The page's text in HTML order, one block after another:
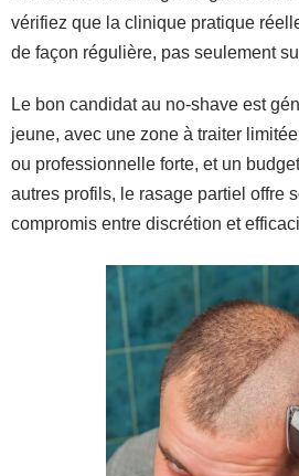
vérifiez que la clinique pratique
de façon régulière, pas seulement
Le bon candidat au no-shave est
jeune, avec une zone à traiter
ou professionnelle forte, et un
autres profils, le rasage partiel offre
compromis entre discrétion et